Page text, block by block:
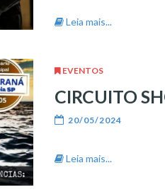
Leia mais...
EVENTOS
CIRCUITO
20/05/2024
Leia mais...